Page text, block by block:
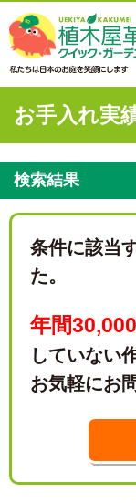
お手入れ実
検索結果
条件に該当
た。
年間
していない
お気軽にお